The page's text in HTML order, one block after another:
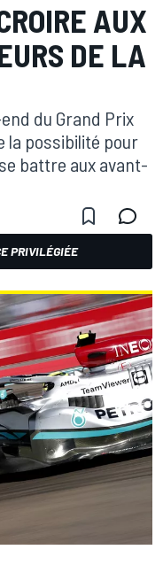
AUX
DE LA
du Grand Prix
la possibilité pour
battre aux avant-
PRIVILÉGIÉE